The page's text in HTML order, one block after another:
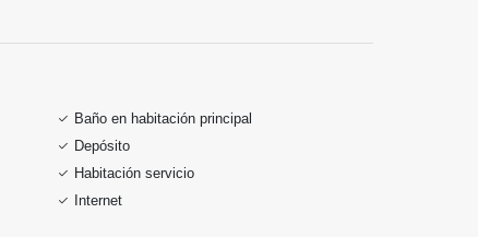
Baño en habitación principal
Depósito
Habitación servicio
Internet